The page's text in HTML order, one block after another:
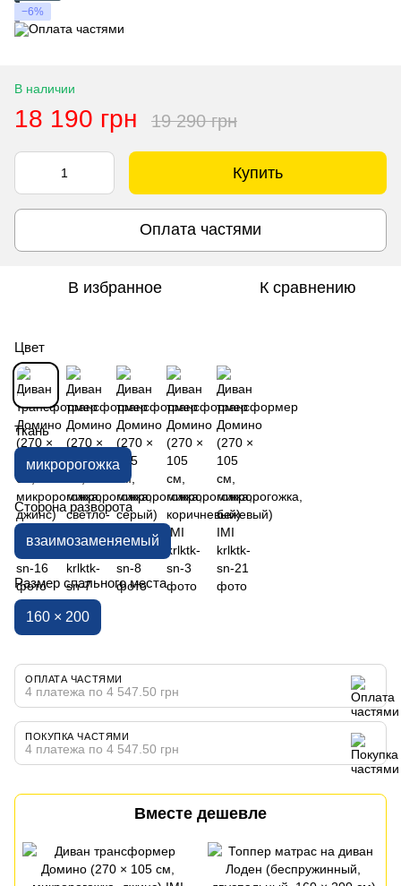
−6%
В наличии
18 190 грн 19 290 грн
Купить
Оплата частями
В избранное К сравнению
Цвет
Ткань
микророгожка
Сторона разворота
взаимозаменяемый
Размер спального места
160 × 200
ОПЛАТА ЧАСТЯМИ
4 платежа по 4 547.50 грн
ПОКУПКА ЧАСТЯМИ
4 платежа по 4 547.50 грн
Вместе дешевле